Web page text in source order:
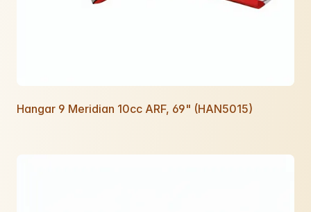
Hangar 9 Meridian 10cc ARF, 69" (HAN5015)